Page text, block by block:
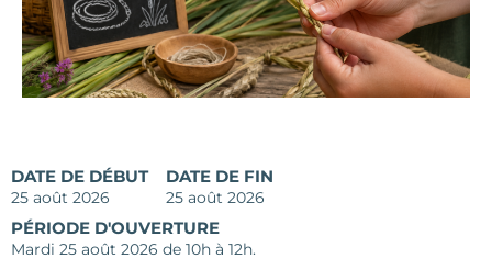
DATE DE DÉBUT
25 août 2026
DATE DE FIN
25 août 2026
PÉRIODE D'OUVERTURE
Mardi 25 août 2026 de 10h à 12h.